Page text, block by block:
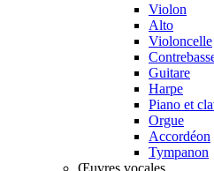
Violon
Alto
Violoncelle
Guitare
Harpe
Piano et
Orgue
Accordéon
Tympanon
Œuvres vocales